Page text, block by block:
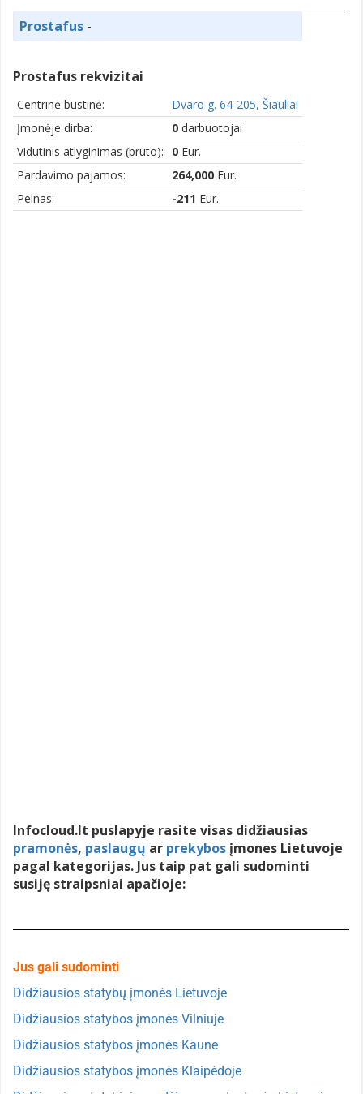
Prostafus -
Prostafus rekvizitai
Centrinė būstinė:
Dvaro g. 64-205, Šiauliai
Įmonėje dirba:
0 darbuotojai
Vidutinis atlyginimas (bruto):
0 Eur.
Pardavimo pajamos:
264,000 Eur.
Pelnas:
-211 Eur.
Infocloud.lt puslapyje rasite visas didžiausias
pramonės, paslaugų ar prekybos įmones Lietuvoje
pagal kategorijas. Jus taip pat gali sudominti
susiję straipsniai apačioje:
Jus gali sudominti
Didžiausios statybų įmonės Lietuvoje
Didžiausios statybos įmonės Vilniuje
Didžiausios statybos įmonės Kaune
Didžiausios statybos įmonės Klaipėdoje